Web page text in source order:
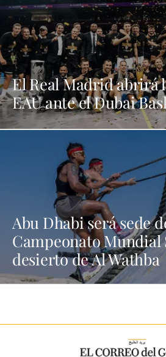
El Real Madrid abrirá
EAU ante el Dubai
Abu Dhabi será sede
Campeonato Mundial
desierto de Al Wathba